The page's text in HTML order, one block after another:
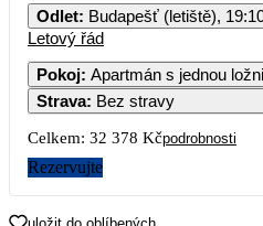
7 8
14
21 22
Odlet: Budapešť (letiště),
Letový řád
Pokoj:
Strava: Bez stravy
Celkem: 32 378 Kčpodrobnosti
Rezervujte